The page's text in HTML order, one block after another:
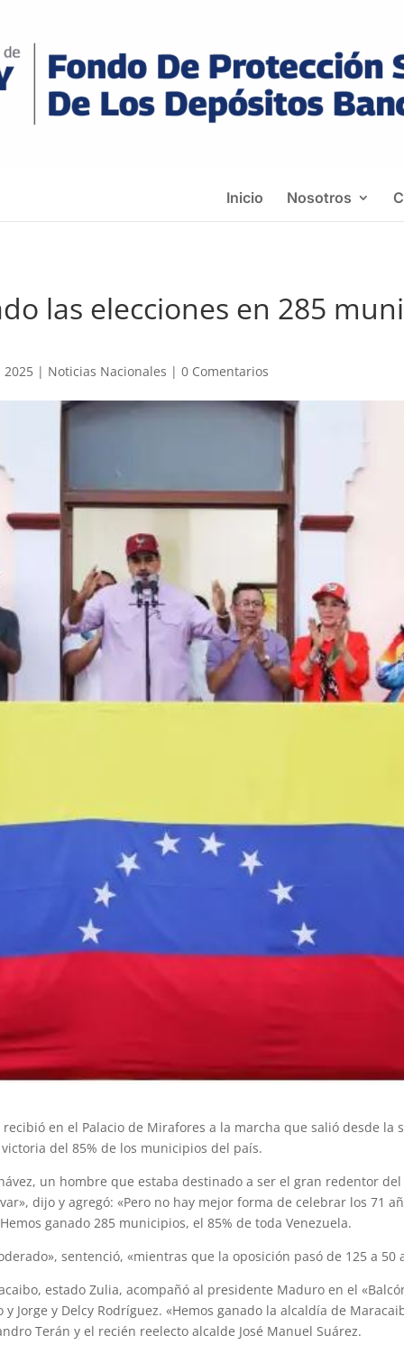
Inicio Nosotros
las elecciones en 285
2025 | Noticias Nacionales |0 Comentarios
en el Palacio de Mirafores a la marcha que salió desde la
del 85% de los municipios del país.
un hombre que estaba destinado a ser el gran redentor
dijo y agregó: «Pero no hay mejor forma de celebrar los 71
ganado 285 municipios, el 85% de toda Venezuela.
sentenció, «mientras que la oposición pasó de 125 a
estado Zulia, acompañó al presidente Maduro en el
Jorge y Delcy Rodríguez. «Hemos ganado la alcaldía de
Terán y el recién reelecto alcalde José Manuel Suárez.